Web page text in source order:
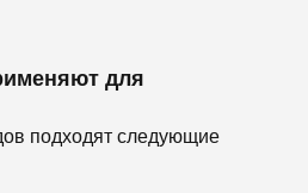
для
подходят следующие